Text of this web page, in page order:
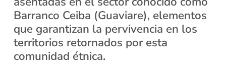
Barranco Ceiba (Guaviare), elementos
que garantizan la pervivencia en los
territorios retornados por esta
comunidad étnica.